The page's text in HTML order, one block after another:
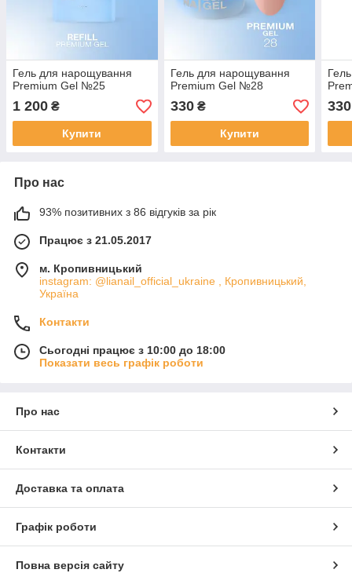
Гель для нарощування
Premium Gel №25
1 200 ₴
Купити
Гель для нарощування
Premium Gel №28
330₴
Купити
330
Про нас
93% позитивних з 86 відгуків за рік
Працює з 21.05.2017
м. Кропивницький
instagram: @lianail_official_ukraine , Кропивницький,
Україна
Контакти
Сьогодні працює з 10:00 до 18:00
Показати весь графік роботи
Про нас
Контакти
Доставка та оплата
Графік роботи
Повна версія сайту